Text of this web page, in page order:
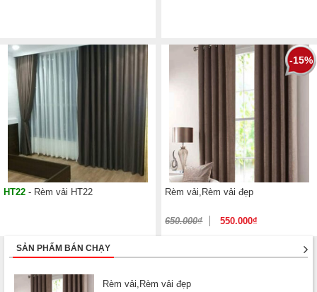
HT22 - Rèm vải HT22
-15%
Rèm vải,Rèm vải đẹp
650.000₫ 550.000₫
SẢN PHẨM BÁN CHẠY
Rèm vải,Rèm vải đẹp